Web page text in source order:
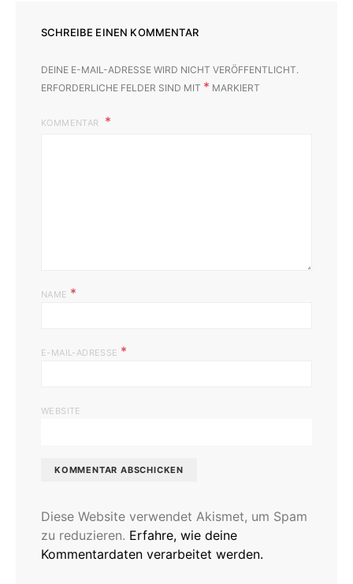
SCHREIBE EINEN KOMMENTAR
DEINE E-MAIL-ADRESSE WIRD NICHT VERÖFFENTLICHT.
ERFORDERLICHE FELDER SIND MIT * MARKIERT
KOMMENTAR
NAME *
E-MAIL-ADRESSE *
WEBSITE
Diese Website verwendet Akismet, um Spam
zu reduzieren. Erfahre, wie deine
Kommentardaten verarbeitet werden.